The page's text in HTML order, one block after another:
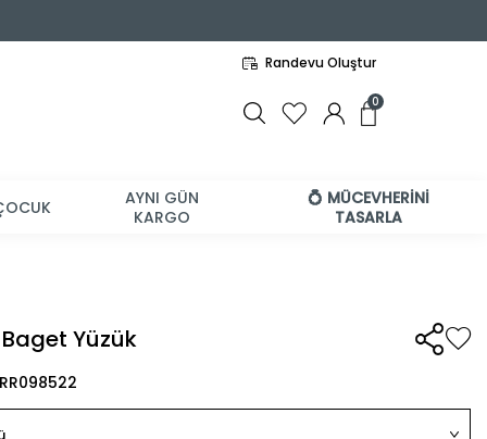
Randevu Oluştur
0
AYNI GÜN
KARGO
💍 MÜCEVHERİNİ
TASARLA
Baget Yüzük